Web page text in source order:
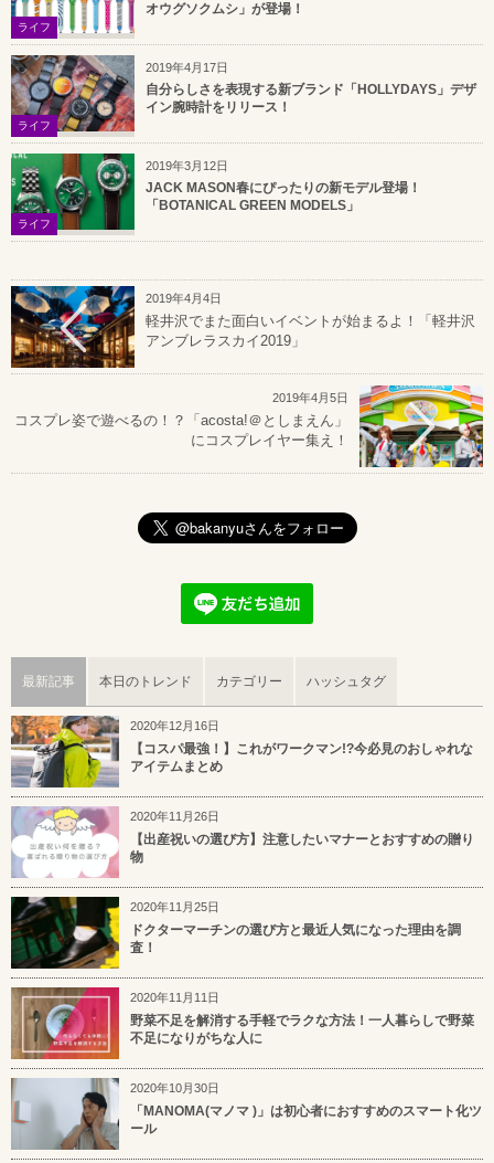
ライフ
オウグソクムシ」が登場！
2019年4月17日
ライフ
自分らしさを表現する新ブランド「HOLLYDAYS」デザ
イン腕時計をリリース！
2019年3月12日
ライフ
JACK MASON春にぴったりの新モデル登場！
「BOTANICAL GREEN MODELS」
2019年4月4日
軽井沢でまた面白いイベントが始まるよ！「軽井沢
アンブレラスカイ2019」
2019年4月5日
コスプレ姿で遊べるの！？「acosta!＠としまえん」
にコスプレイヤー集え！
最新記事 本日のトレンド カテゴリー ハッシュタグ
2020年12月16日
【コスパ最強！】これがワークマン!?今必見のおしゃれな
アイテムまとめ
2020年11月26日
【出産祝いの選び方】注意したいマナーとおすすめの贈り
物
2020年11月25日
ドクターマーチンの選び方と最近人気になった理由を調
査！
2020年11月11日
野菜不足を解消する手軽でラクな方法！一人暮らしで野菜
不足になりがちな人に
2020年10月30日
「MANOMA(マノマ )」は初心者におすすめのスマート化ツ
ール